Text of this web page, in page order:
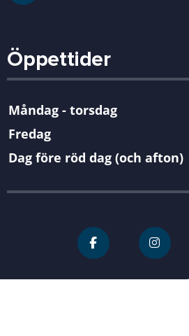
Öppettider
Måndag - torsdag
Fredag
Dag före röd dag (och afton)
För personal